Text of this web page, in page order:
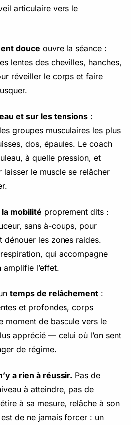
articulaire vers le
douce ouvre la séance :
lentes des chevilles, hanches,
réveiller le corps et faire
et sur les tensions :
groupes musculaires les plus
dos, épaules. Le coach
à quelle pression, et
le muscle se relâcher
mobilité proprement dits :
sans à-coups, pour
dénouer les zones raides.
qui accompagne
amplifie l’effet.
temps de relâchement :
et profondes, corps
moment de bascule vers le
apprécié — celui où l’on sent
de régime.
a rien à réussir. Pas de
à atteindre, pas de
à sa mesure, relâche à son
de ne jamais forcer : un